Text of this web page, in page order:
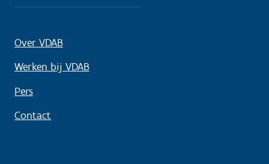
Over VDAB
Werken bij VDAB
Pers
Contact